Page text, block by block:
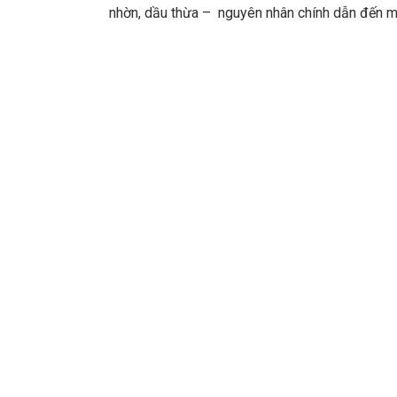
nhờn, dầu thừa – nguyên nhân chính dẫn đến